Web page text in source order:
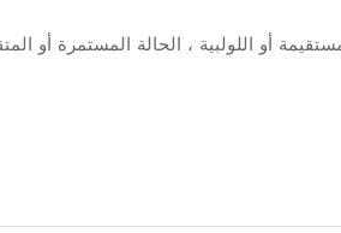
أو اللولبية ، الحالة المستمرة أو